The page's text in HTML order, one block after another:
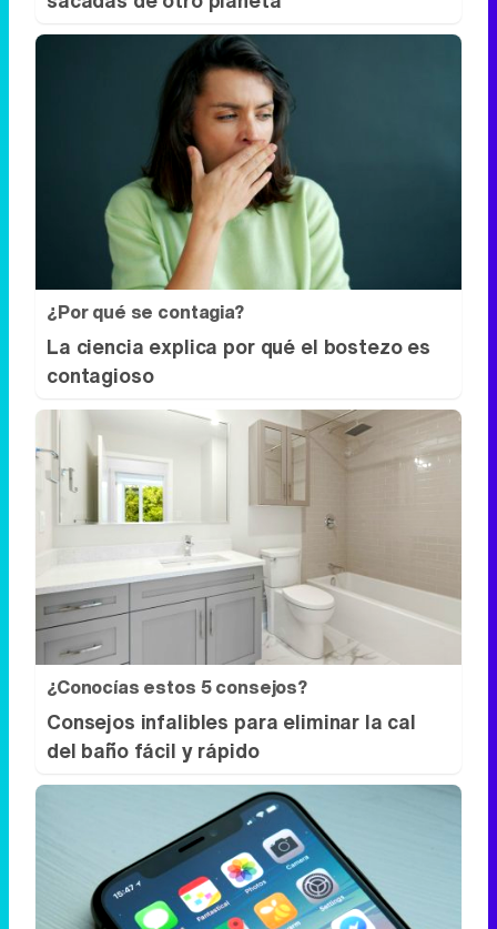
¿Por qué se contagia?
La ciencia explica por qué el bostezo es
contagioso
¿Conocías estos 5 consejos?
Consejos infalibles para eliminar la cal
del baño fácil y rápido
9 apps que valen oro